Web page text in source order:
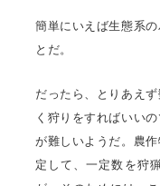
簡単にいえば生態系
とだ。
だったら、とりあえ
く狩りをすればいい
が難しいようだ。農
定して、一定数を狩